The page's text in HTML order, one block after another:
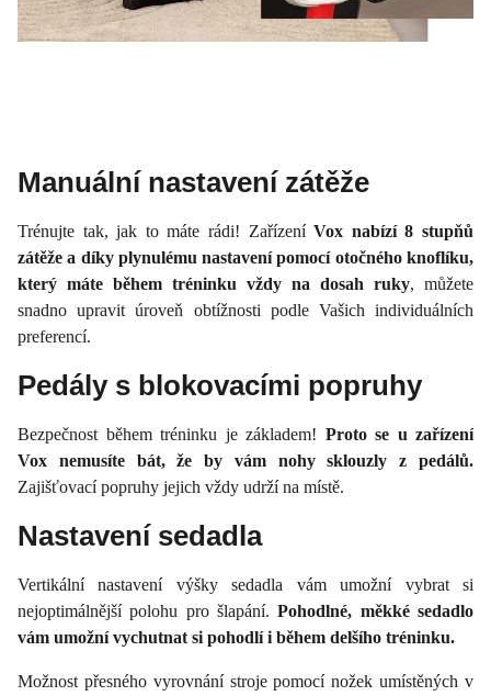
Manuální nastavení zátěže
Trénujte tak, jak to máte rádi! ZařízeníVox nabízí 8 stupňů
zátěže a díky plynulému nastavení pomocí otočného knoflíku,
který máte během tréninku vždy na dosah ruky, můžete
snadno upravit úroveň obtížnosti podle Vašich individuálních
preferencí.
Pedály s blokovacími popruhy
Bezpečnost během tréninku je základem! Proto se u zařízení
Vox nemusíte bát, že by vám nohy sklouzly z pedálů.
Zajišťovací popruhy jejich vždy udrží na místě.
Nastavení sedadla
Vertikální nastavení výšky sedadla vám umožní vybrat si
nejoptimálnější polohu pro šlapání.Pohodlné, měkké sedadlo
vám umožní vychutnat si pohodlí i během delšího tréninku.
Možnost přesného vyrovnání stroje pomocí nožek umístěných v